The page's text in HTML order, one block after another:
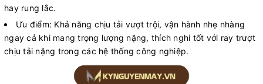
hay rung lắc.
Ưu điểm: Khả năng chịu tải vượt trội, vận hành nhẹ nhàng
ngay cả khi mang trọng lượng nặng, thích nghi tốt với ray trượt
chịu tải nặng trong các hệ thống công nghiệp.